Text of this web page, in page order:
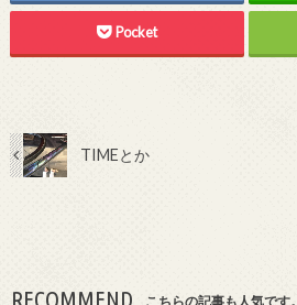
Pocket
TIMEとか
RECOMMEND こちらの記事も人気です。